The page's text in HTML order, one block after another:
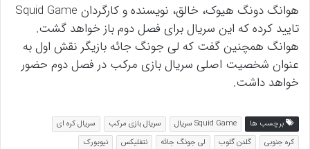
هوانگ دونگ هیوک، خالق، نویسنده و کارگردان Squid Game
تایید کرده که این سریال برای فصل دوم باز خواهد گشت.
هوانگ همچنین گفت که لی جونگ جائه بازیگر نقش اول به
عنوان شخصیت اصلی سریال بازی مرکب در فصل دوم حضور
خواهد داشت.
برچسب ها Squid Game سریال سریال بازی مرکب
سریال کره ای
کره جنوبی
گلدن گلوب لی جونگ جائه نتفلیکس نیویورک